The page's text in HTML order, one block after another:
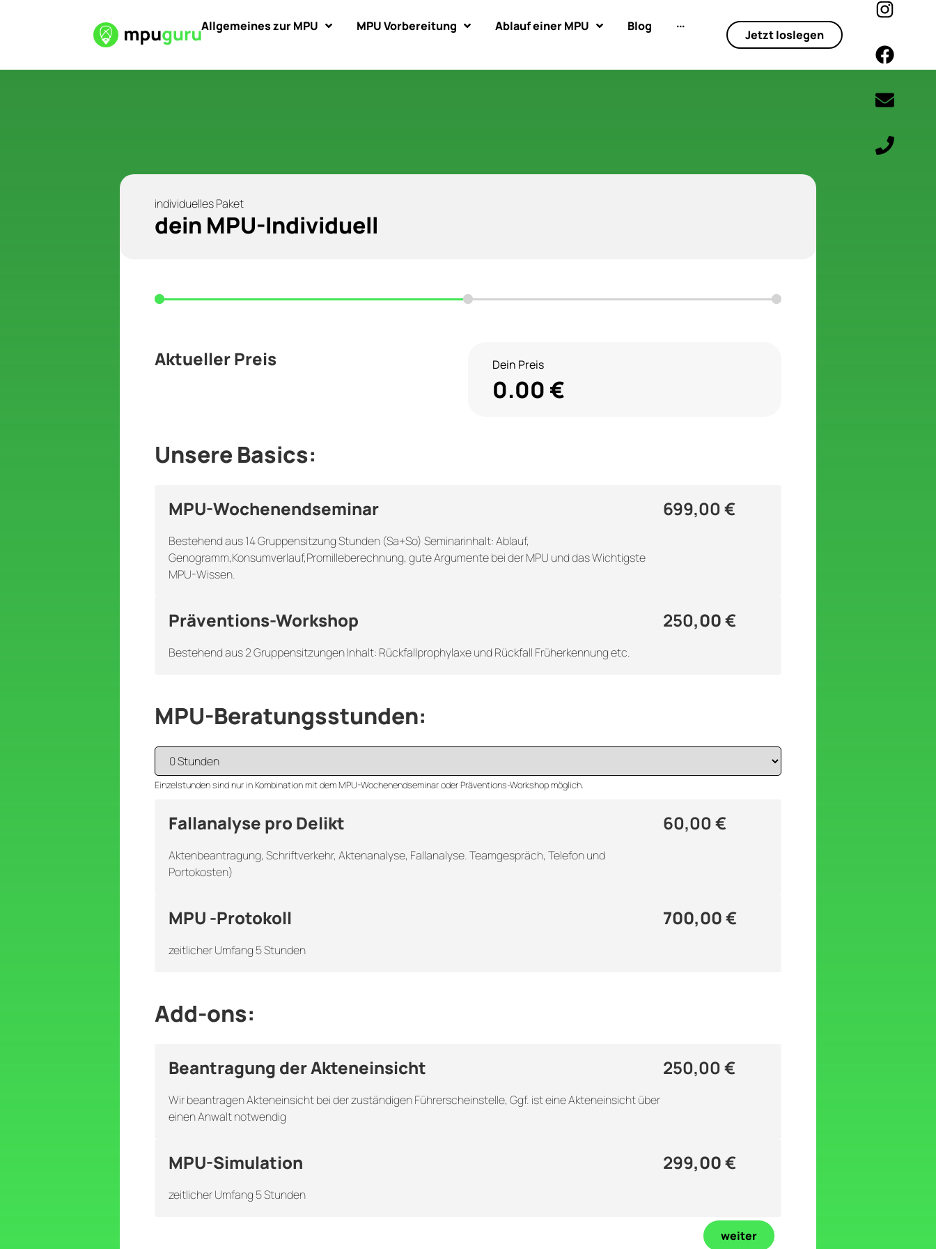
Allgemeines zur MPU MPU Vorbereitung Ablauf einer MPU Blog ···
Jetzt loslegen
individuelles Paket
dein MPU-Individuell
Aktueller Preis Dein Preis
0.00 €
Unsere Basics:
MPU-Wochenendseminar
Bestehend aus 14 Gruppensitzung Stunden (Sa+So) Seminarinhalt: Ablauf,
Genogramm,Konsumverlauf,Promilleberechnung, gute Argumente bei der MPU und das Wichtigste
MPU-Wissen.
699,00 €
Präventions-Workshop
Bestehend aus 2 Gruppensitzungen Inhalt: Rückfallprophylaxe und Rückfall Früherkennung etc.
250,00€
MPU-Beratungsstunden:
Einzelstunden sind nur in Kombination mit dem MPU-Wochenendseminar oder Präventions-Workshop möglich.
Fallanalyse pro Delikt
Aktenbeantragung, Schriftverkehr, Aktenanalyse, Fallanalyse. Teamgespräch, Telefon und
Portokosten)
60,00 €
MPU -Protokoll
zeitlicher Umfang 5 Stunden
700,00€
Add-ons:
Beantragung der Akteneinsicht
Wir beantragen Akteneinsicht bei der zuständigen Führerscheinstelle, Ggf. ist eine Akteneinsicht über
einen Anwalt notwendig
250,00 €
MPU-Simulation
zeitlicher Umfang 5 Stunden
299,00€
weiter